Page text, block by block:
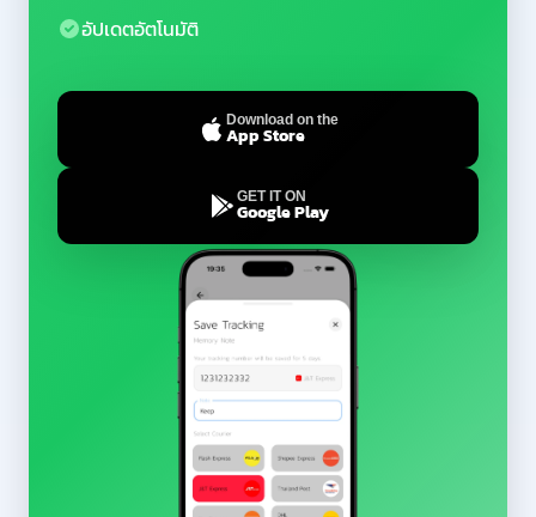
อัปเดตอัตโนมัติ
Download on the
App Store
GET IT ON
Google Play